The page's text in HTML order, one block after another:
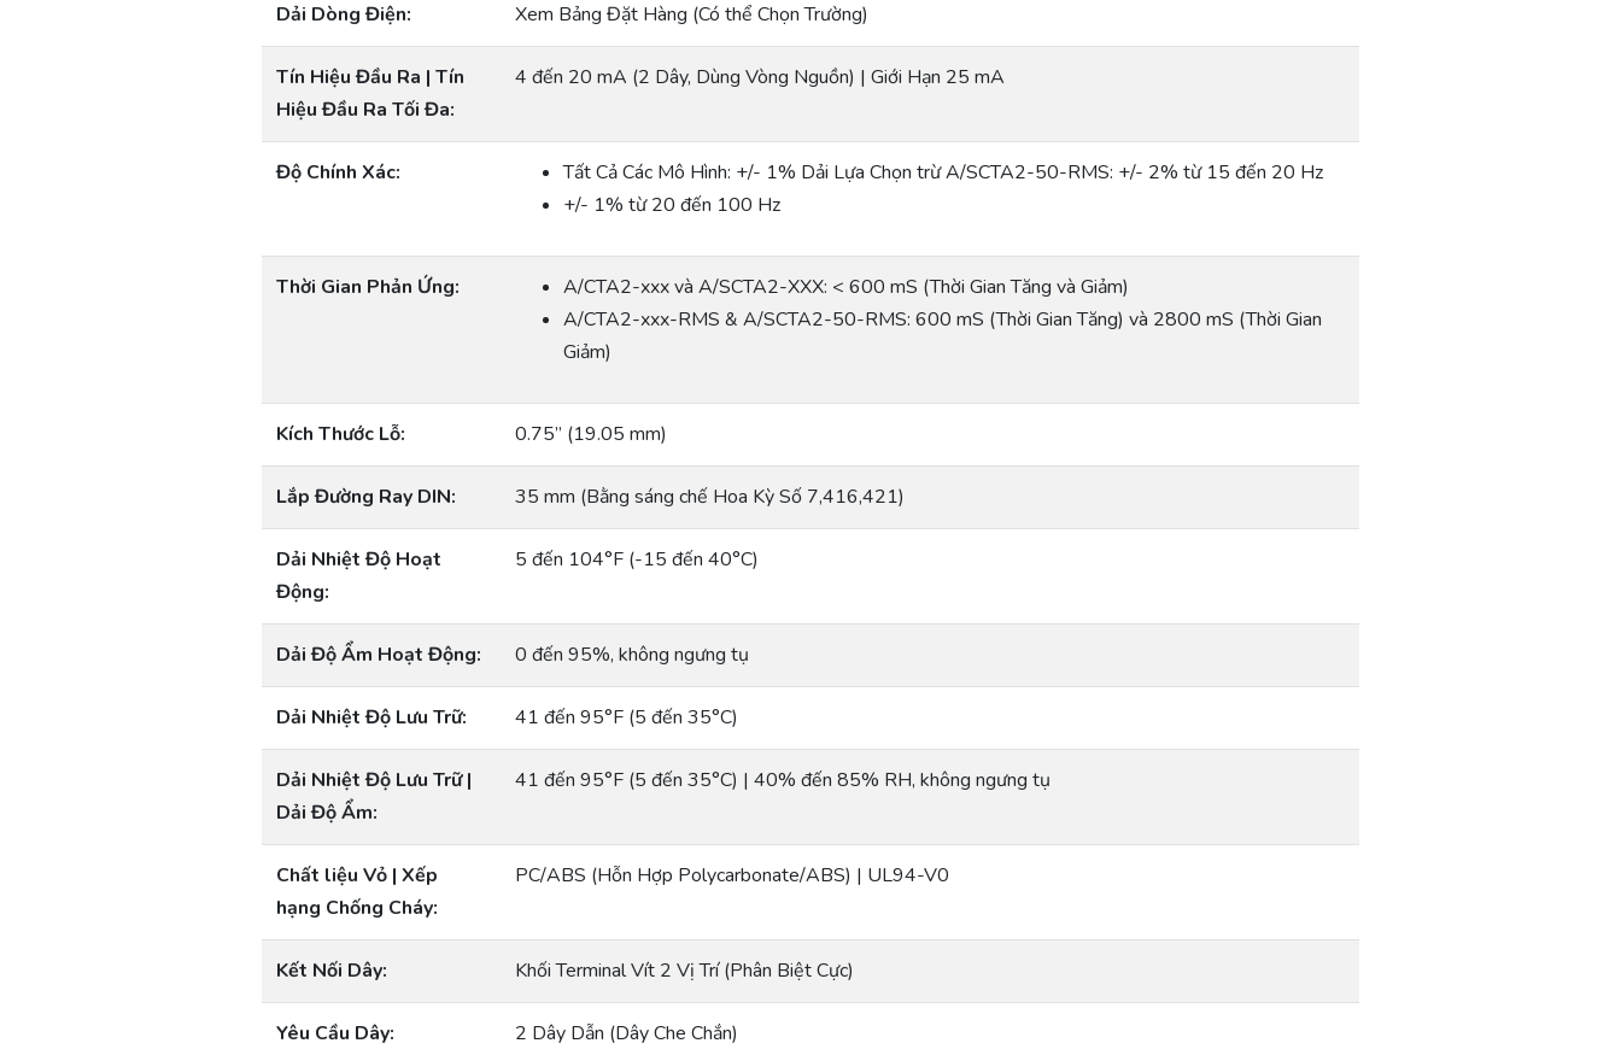
Dải Dòng Điện: Xem Bảng Đặt Hàng (Có thể Chọn Trường)
Tín Hiệu Đầu Ra | Tín
Hiệu Đầu Ra Tối Đa:
4 đến 20 mA (2 Dây, Dùng Vòng Nguồn) | Giới Hạn 25 mA
Độ Chính Xác:
Tất Cả Các Mô Hình: +/- 1% Dải Lựa Chọn trừ A/SCTA2-50-RMS: +/- 2% từ 15 đến 20 Hz
+/- 1% từ 20 đến 100 Hz
Thời Gian Phản Ứng:
A/CTA2-xxx và A/SCTA2-XXX: < 600 mS (Thời Gian Tăng và Giảm)
A/CTA2-xxx-RMS & A/SCTA2-50-RMS: 600 mS (Thời Gian Tăng) và 2800 mS (Thời Gian
Giảm)
Kích Thước Lỗ: 0.75” (19.05 mm)
Lắp Đường Ray DIN: 35 mm (Bằng sáng chế Hoa Kỳ Số 7,416,421)
Dải Nhiệt Độ Hoạt
Động:
5 đến 104°F (-15 đến 40°C)
Dải Độ Ẩm Hoạt Động: 0 đến 95%, không ngưng tụ
Dải Nhiệt Độ Lưu Trữ: 41 đến 95°F (5 đến 35°C)
Dải Nhiệt Độ Lưu Trữ |
Dải Độ Ẩm:
41 đến 95°F (5 đến 35°C) | 40% đến 85% RH, không ngưng tụ
Chất liệu Vỏ | Xếp
hạng Chống Cháy:
PC/ABS (Hỗn Hợp Polycarbonate/ABS) | UL94-V0
Kết Nối Dây: Khối Terminal Vít 2 Vị Trí (Phân Biệt Cực)
Yêu Cầu Dây: 2 Dây Dẫn (Dây Che Chắn)